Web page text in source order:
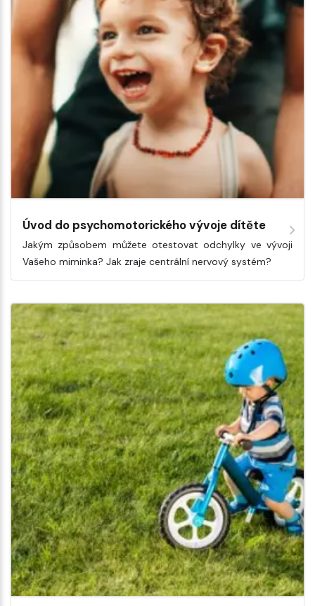
Úvod do psychomotorického vývoje dítěte
Jakým způsobem můžete otestovat odchylky ve vývoji
Vašeho miminka? Jak zraje centrální nervový systém?